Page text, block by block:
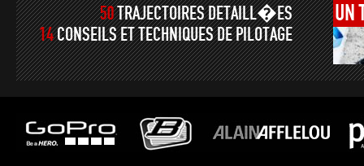
50TRAJECTOIRES DETAILL�ES
14CONSEILS ET TECHNIQUES DE PILOTAGE
UN